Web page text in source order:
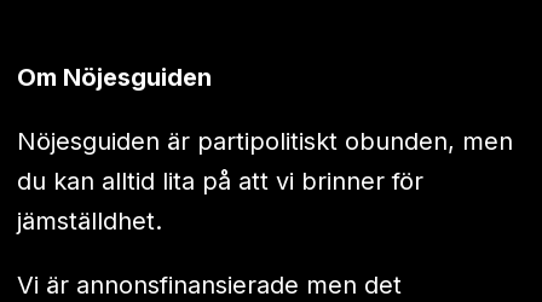
Om Nöjesguiden
Nöjesguiden är partipolitiskt obunden, men
du kan alltid lita på att vi brinner för
jämställdhet.
Vi är annonsfinansierade men det